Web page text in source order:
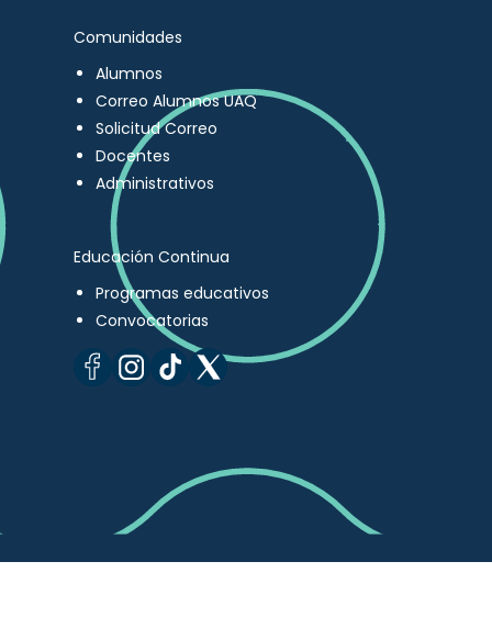
Comunidades
Alumnos
Correo Alumnos UAQ
Solicitud Correo
Docentes
Administrativos
Educación Continua
Programas educativos
Convocatorias